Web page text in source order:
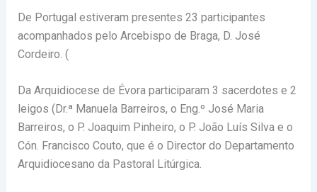
De Portugal estiveram presentes 23 participantes
acompanhados pelo Arcebispo de Braga, D. José
Cordeiro. (
Da Arquidiocese de Évora participaram 3 sacerdotes e 2
leigos (Dr.ª Manuela Barreiros, o Eng.º José Maria
Barreiros, o P. Joaquim Pinheiro, o P. João Luís Silva e o
Cón. Francisco Couto, que é o Director do Departamento
Arquidiocesano da Pastoral Litúrgica.